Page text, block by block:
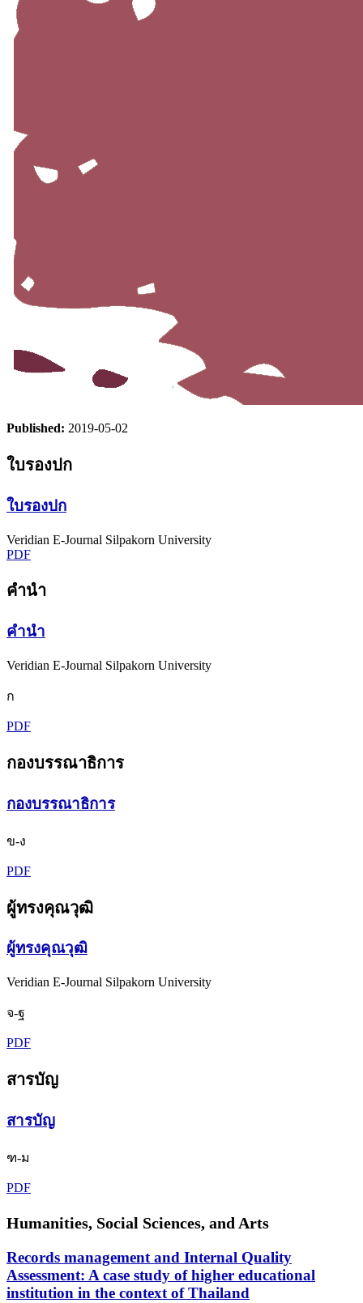
Published: 2019-05-02
ใบรองปก
ใบรองปก
Veridian E-Journal Silpakorn University
PDF
คำนำ
คำนำ
Veridian E-Journal Silpakorn University
ก
PDF
กองบรรณาธิการ
กองบรรณาธิการ
ข-ง
PDF
ผู้ทรงคุณวุฒิ
ผู้ทรงคุณวุฒิ
Veridian E-Journal Silpakorn University
จ-ฐ
PDF
สารบัญ
สารบัญ
ฑ-ม
PDF
Humanities, Social Sciences, and Arts
Records management and Internal Quality
Assessment: A case study of higher educational
institution in the context of Thailand